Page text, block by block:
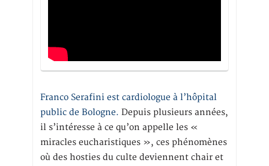
Franco Serafini est cardiologue à l’hôpital
public de Bologne. Depuis plusieurs années,
il s’intéresse à ce qu’on appelle les «
miracles eucharistiques », ces phénomènes
où des hosties du culte deviennent chair et